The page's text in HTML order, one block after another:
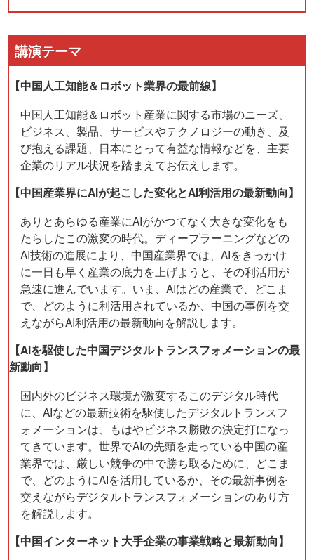
講演テーマ
【中国人工知能＆ロボット業界の最前線】
中国人工知能＆ロボット産業に関する市場のニーズ、
ビジネス、製品、サービスやテクノロジーの動き、及
び抱える課題、日本にとって有益な情報などを、主要
企業のリアル状況を踏まえてお伝えします。
【中国産業界にAIが起こした変化とAI利活用の最新動向】
ありとあらゆる産業にAIがかつてなく大きな変化をも
たらしたこの激変の時代。ディープラーニングなどの
AI技術の進展により、中国産業界では、AIをきっかけ
に一日も早く産業の底力を上げようと、その利活用が
急速に進んでいます。いま、AIはどの産業で、どこま
で、どのように利活用されているか、中国の事例を交
えながらAI利活用の最新動向を解説します。
【AIを駆使した中国デジタルトランスフォメーションの最
新動向】
国内外のビジネス環境が激変するこのデジタル時代
に、AIなどの最新技術を駆使したデジタルトランスフ
ォメーションは、もはやビジネス勝敗の決定打になっ
てきています。世界でAIの先頭を走っている中国の産
業界では、厳しい競争の中で勝ち取るために、どこま
で、どのようにAIを活用しているか、その最新事例を
交えながらデジタルトランスフォメーションのあり方
を解説します。
【中国インターネット大手企業の事業戦略と最新動向】